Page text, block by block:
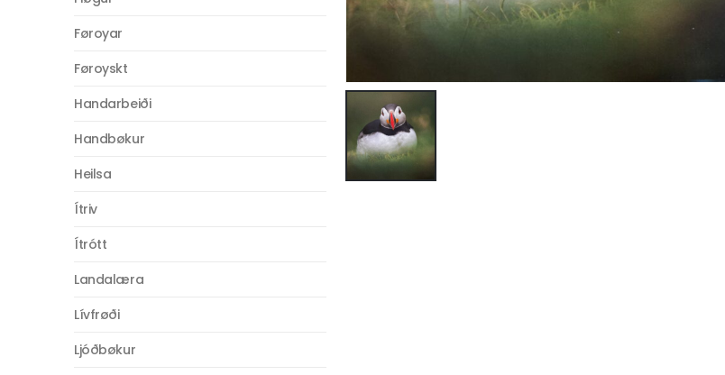
Føroyar
Føroyskt
Handarbeiði
Handbøkur
Heilsa
Ítriv
Ítrótt
Landalæra
Lívfrøði
Ljóðbøkur